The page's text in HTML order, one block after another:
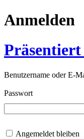
Anmelden
Präsentiert
Benutzername oder E-
Passwort
Angemeldet bleiben